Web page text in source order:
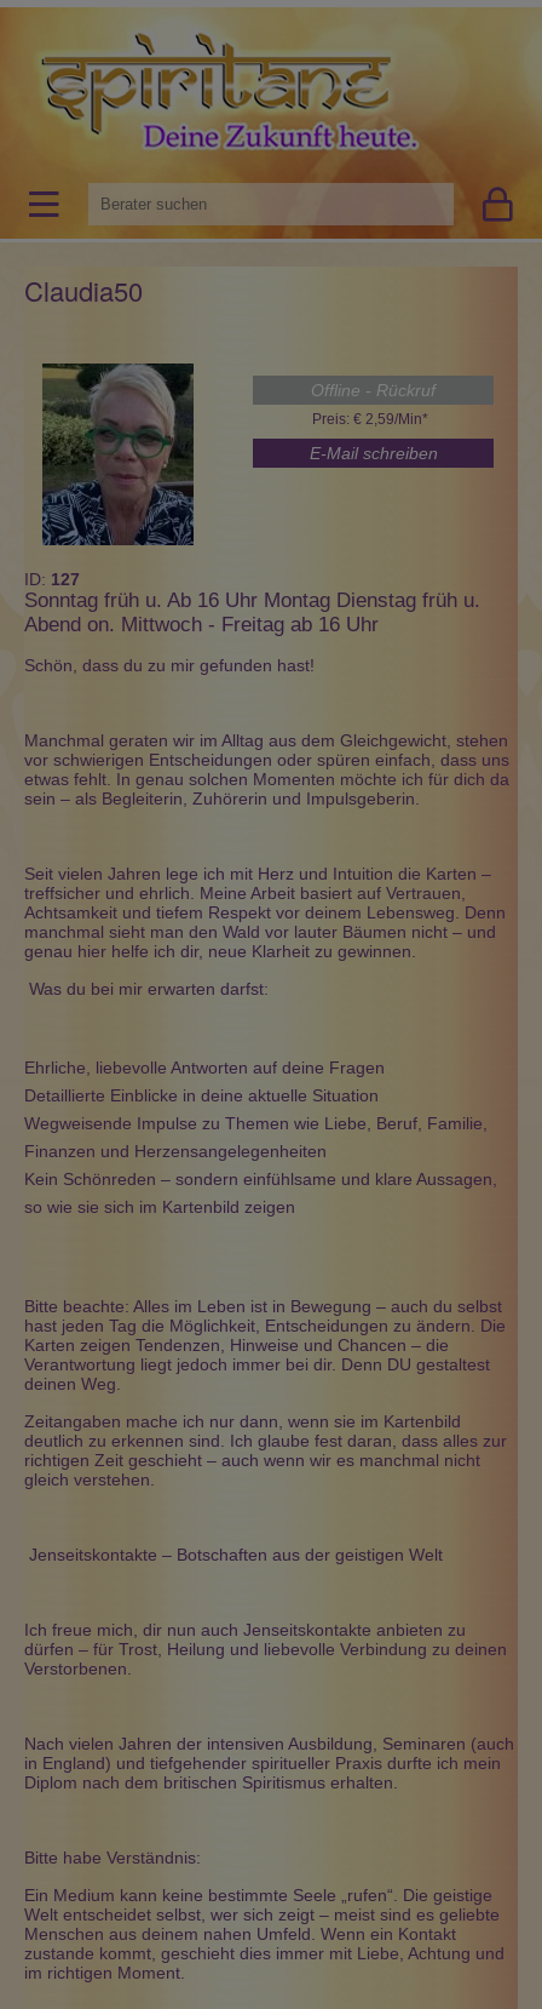
Claudia50
Offline - Rückruf
Preis: € 2,59/Min*
E-Mail schreiben
ID: 127
Sonntag früh u. Ab 16 Uhr Montag Dienstag früh u.
Abend on. Mittwoch - Freitag ab 16 Uhr
Schön, dass du zu mir gefunden hast!
Manchmal geraten wir im Alltag aus dem Gleichgewicht, stehen
vor schwierigen Entscheidungen oder spüren einfach, dass uns
etwas fehlt. In genau solchen Momenten möchte ich für dich da
sein – als Begleiterin, Zuhörerin und Impulsgeberin.
Seit vielen Jahren lege ich mit Herz und Intuition die Karten –
treffsicher und ehrlich. Meine Arbeit basiert auf Vertrauen,
Achtsamkeit und tiefem Respekt vor deinem Lebensweg. Denn
manchmal sieht man den Wald vor lauter Bäumen nicht – und
genau hier helfe ich dir, neue Klarheit zu gewinnen.
Was du bei mir erwarten darfst:
Ehrliche, liebevolle Antworten auf deine Fragen
Detaillierte Einblicke in deine aktuelle Situation
Wegweisende Impulse zu Themen wie Liebe, Beruf, Familie,
Finanzen und Herzensangelegenheiten
Kein Schönreden – sondern einfühlsame und klare Aussagen,
so wie sie sich im Kartenbild zeigen
Bitte beachte: Alles im Leben ist in Bewegung – auch du selbst
hast jeden Tag die Möglichkeit, Entscheidungen zu ändern. Die
Karten zeigen Tendenzen, Hinweise und Chancen – die
Verantwortung liegt jedoch immer bei dir. Denn DU gestaltest
deinen Weg.
Zeitangaben mache ich nur dann, wenn sie im Kartenbild
deutlich zu erkennen sind. Ich glaube fest daran, dass alles zur
richtigen Zeit geschieht – auch wenn wir es manchmal nicht
gleich verstehen.
Jenseitskontakte – Botschaften aus der geistigen Welt
Ich freue mich, dir nun auch Jenseitskontakte anbieten zu
dürfen – für Trost, Heilung und liebevolle Verbindung zu deinen
Verstorbenen.
Nach vielen Jahren der intensiven Ausbildung, Seminaren (auch
in England) und tiefgehender spiritueller Praxis durfte ich mein
Diplom nach dem britischen Spiritismus erhalten.
Bitte habe Verständnis:
Ein Medium kann keine bestimmte Seele „rufen“. Die geistige
Welt entscheidet selbst, wer sich zeigt – meist sind es geliebte
Menschen aus deinem nahen Umfeld. Wenn ein Kontakt
zustande kommt, geschieht dies immer mit Liebe, Achtung und
im richtigen Moment.